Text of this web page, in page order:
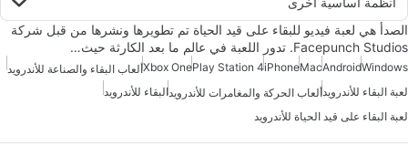
الصدأ هي لعبة فيديو للبقاء على قيد الحياة تم تطويرها ونشرها من قبل شركة
Facepunch Studios. تدور اللعبة في عالم ما بعد الكارثة حيث…
Windows
Android
Mac
iPhone
Play Station 4
Xbox Oneألعاب البقاء والصناعة للأندرويد
لعبة البقاء للأندرويدألعاب الحركة والمغامرات للأندرويدالبقاء للأندرويد
لعبة البقاء على قيد الحياة للأندرويد